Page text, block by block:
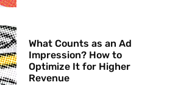
What Counts as an Ad
Impression? How to
Optimize It for Higher
Revenue